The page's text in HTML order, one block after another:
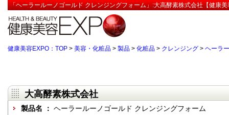
「ヘーラールーノゴールド クレンジングフォーム」:大高酵素株式会社【健康
健康美容EXPO：TOP > 美容・化粧品 > 製品 > 化粧品 > クレンジング > ヘーラ
大高酵素株式会社
製品名 ： ヘーラールーノゴールド クレンジングフォーム